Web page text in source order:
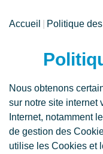
Accueil Politique
Nous obtenons
sur notre site internet
Internet, notamment
de gestion des
utilise les Cookies et